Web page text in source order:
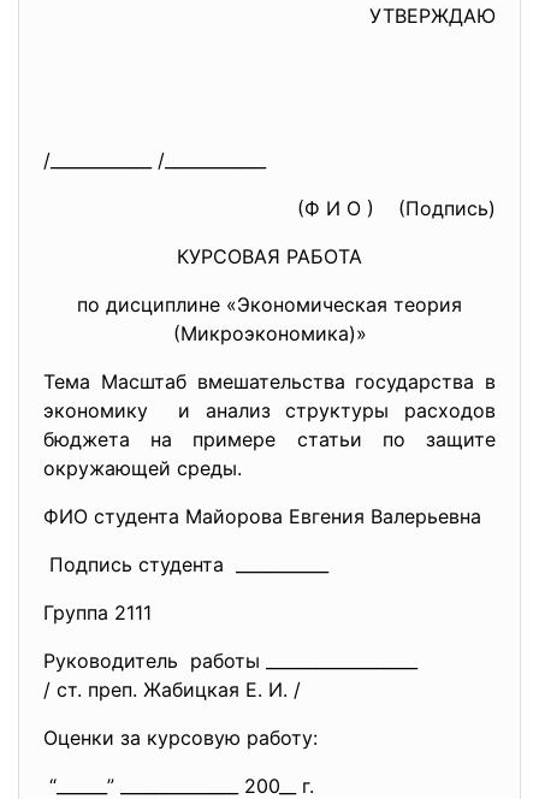
УТВЕРЖДАЮ
/____________ /____________
(Ф И О ) (Подпись)
КУРСОВАЯ РАБОТА
по дисциплине «Экономическая теория
(Микроэкономика)»
Тема Масштаб вмешательства государства в
экономику и анализ структуры расходов
бюджета на примере статьи по защите
окружающей среды.
ФИО студента Майорова Евгения Валерьевна
Подпись студента ___________
Группа 2111
Руководитель работы __________________
/ ст. преп. Жабицкая Е. И. /
Оценки за курсовую работу:
“______” ______________ 200__ г.